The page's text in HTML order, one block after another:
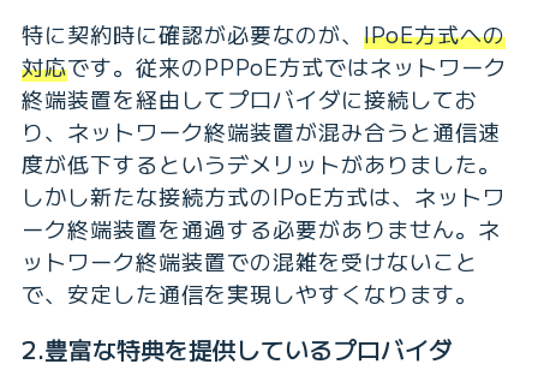
特に契約時に確認が必要なのが、 IPoE方式への
対応です。従来のPPPoE方式ではネットワーク
終端装置を経由してプロバイダに接続してお
り、ネットワーク終端装置が混み合うと通信速
度が低下するというデメリットがありました。
しかし新たな接続方式のIPoE方式は、ネットワ
ーク終端装置を通過する必要がありません。ネ
ットワーク終端装置での混雑を受けないこと
で、安定した通信を実現しやすくなります。
2.豊富な特典を提供しているプロバイダ